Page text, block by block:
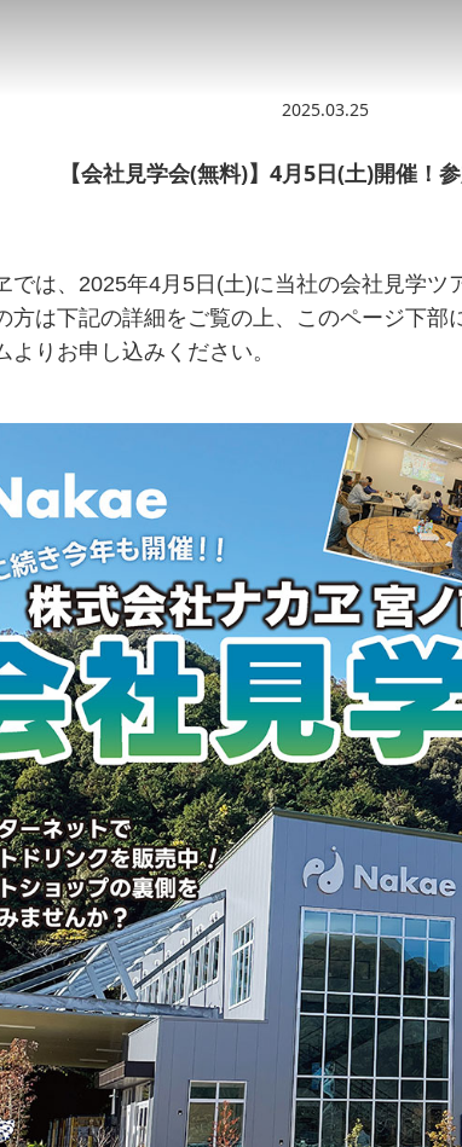
2025.03.25
【会社見学会(無料)】4月5日(土)開催！
では、2025年4月5日(土)に当社の会社見学ツ
方は下記の詳細をご覧の上、このページ下部
よりお申し込みください。